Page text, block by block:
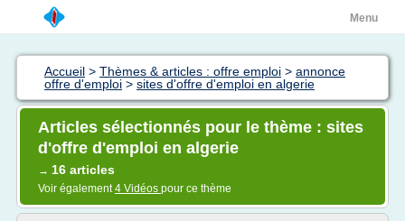
Menu
Accueil > Thèmes & articles : offre emploi > annonce
offre d'emploi > sites d'offre d'emploi en algerie
Articles sélectionnés pour le thème : sites
d'offre d'emploi en algerie
→ 16 articles
Voir également4 Vidéos pour ce thème